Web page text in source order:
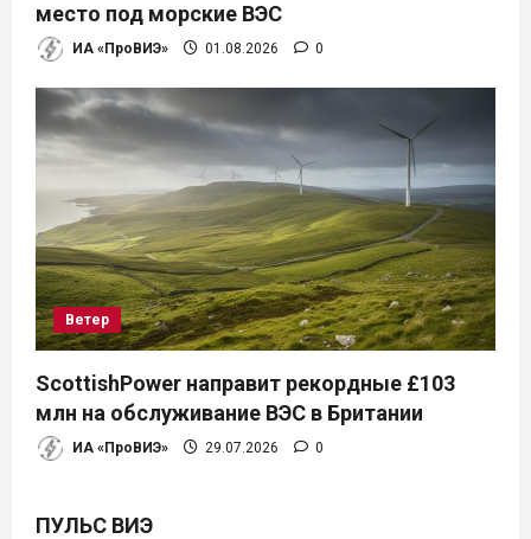
место под морские ВЭС
ИА «ПроВИЭ» 01.08.2026 0
Ветер
ScottishPower направит рекордные £103
млн на обслуживание ВЭС в Британии
ИА «ПроВИЭ» 29.07.2026 0
ПУЛЬС ВИЭ